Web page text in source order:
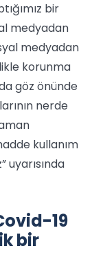
bir
medyadan
medyadan
korunma
göz önünde
nerde
kullanım
uyarısında
19
bir